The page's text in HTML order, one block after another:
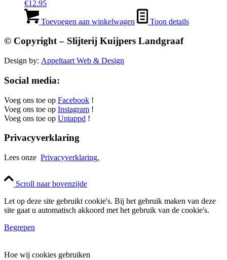
€12.95
Toevoegen aan winkelwagen Toon details
© Copyright – Slijterij Kuijpers Landgraaf
Design by: Appeltaart Web & Design
Social media:
Voeg ons toe op Facebook !
Voeg ons toe op Instagram !
Voeg ons toe op Untappd !
Privacyverklaring
Lees onze Privacyverklaring.
Scroll naar bovenzijde
Let op deze site gebruikt cookie's. Bij het gebruik maken van deze
site gaat u automatisch akkoord met het gebruik van de cookie's.
Begrepen
Hoe wij cookies gebruiken